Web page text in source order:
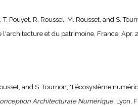
Pouyet, R. Roussel, M. Rousset, and S.
l'architecture et du patrimoine, France, Apr.
and S. Tournon, "L’écosystème
Architecturale Numérique, Lyon,